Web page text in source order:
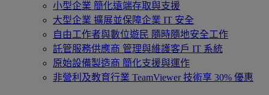
小型企業 簡化遠端存取與支援
大型企業 擴展並保障企業 IT 安全
自由工作者與數位遊民 隨時隨地安全工作
託管服務供應商 管理與維護客戶 IT 系統
原始設備製造商 簡化支援與運作
非營利及教育行業 TeamViewer 技術享 30% 優惠